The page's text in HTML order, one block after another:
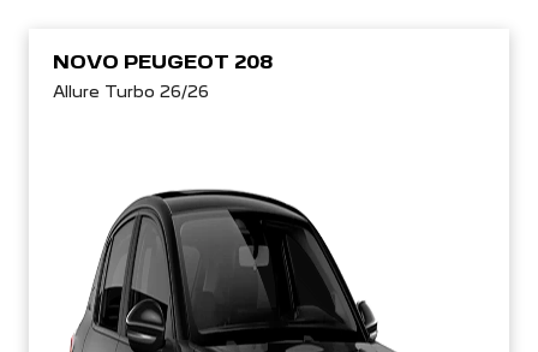
NOVO PEUGEOT 208
Allure Turbo 26/26